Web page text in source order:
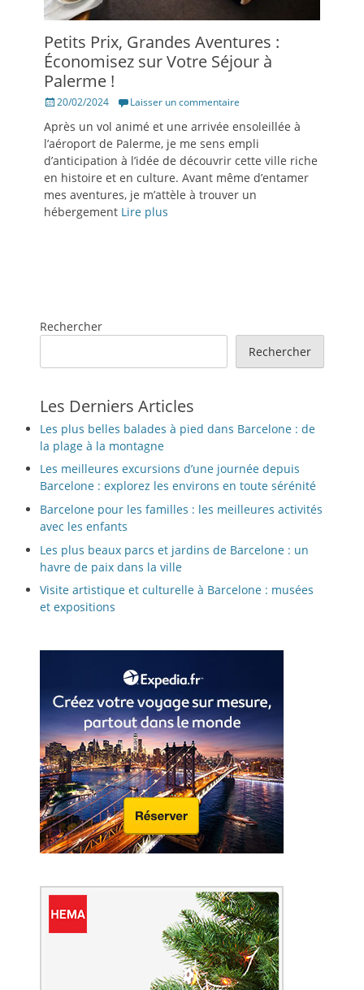
Petits Prix, Grandes Aventures :
Économisez sur Votre Séjour à
Palerme !
Posté20/02/2024 Laisser un commentaire
Après un vol animé et une arrivée ensoleillée à
l’aéroport de Palerme, je me sens empli
d’anticipation à l’idée de découvrir cette ville riche
en histoire et en culture. Avant même d’entamer
mes aventures, je m’attèle à trouver un
hébergement Lire plus
Rechercher
Rechercher
Les Derniers Articles
Les plus belles balades à pied dans Barcelone : de
la plage à la montagne
Les meilleures excursions d’une journée depuis
Barcelone : explorez les environs en toute sérénité
Barcelone pour les familles : les meilleures activités
avec les enfants
Les plus beaux parcs et jardins de Barcelone : un
havre de paix dans la ville
Visite artistique et culturelle à Barcelone : musées
et expositions